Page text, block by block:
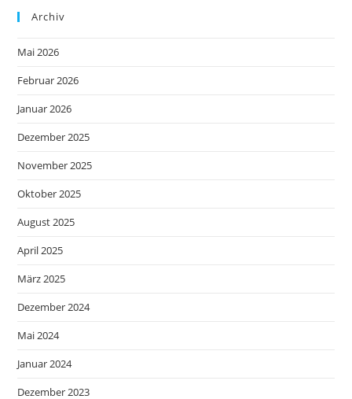
Archiv
Mai 2026
Februar 2026
Januar 2026
Dezember 2025
November 2025
Oktober 2025
August 2025
April 2025
März 2025
Dezember 2024
Mai 2024
Januar 2024
Dezember 2023